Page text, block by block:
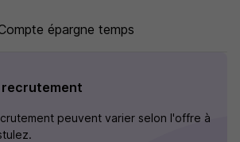
épargne temps
recrutement
peuvent varier selon l'offre à